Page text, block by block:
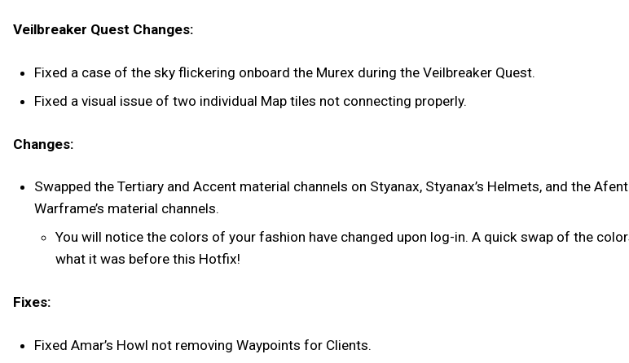
Veilbreaker Quest Changes:
Fixed a case of the sky flickering onboard the Murex during the Veilbreaker Quest.
Fixed a visual issue of two individual Map tiles not connecting properly.
Changes:
Swapped the Tertiary and Accent material channels on Styanax, Styanax’s Helmets, and the
Warframe’s material channels.
You will notice the colors of your fashion have changed upon log-in. A quick swap of the
what it was before this Hotfix!
Fixes:
Fixed Amar’s Howl not removing Waypoints for Clients.